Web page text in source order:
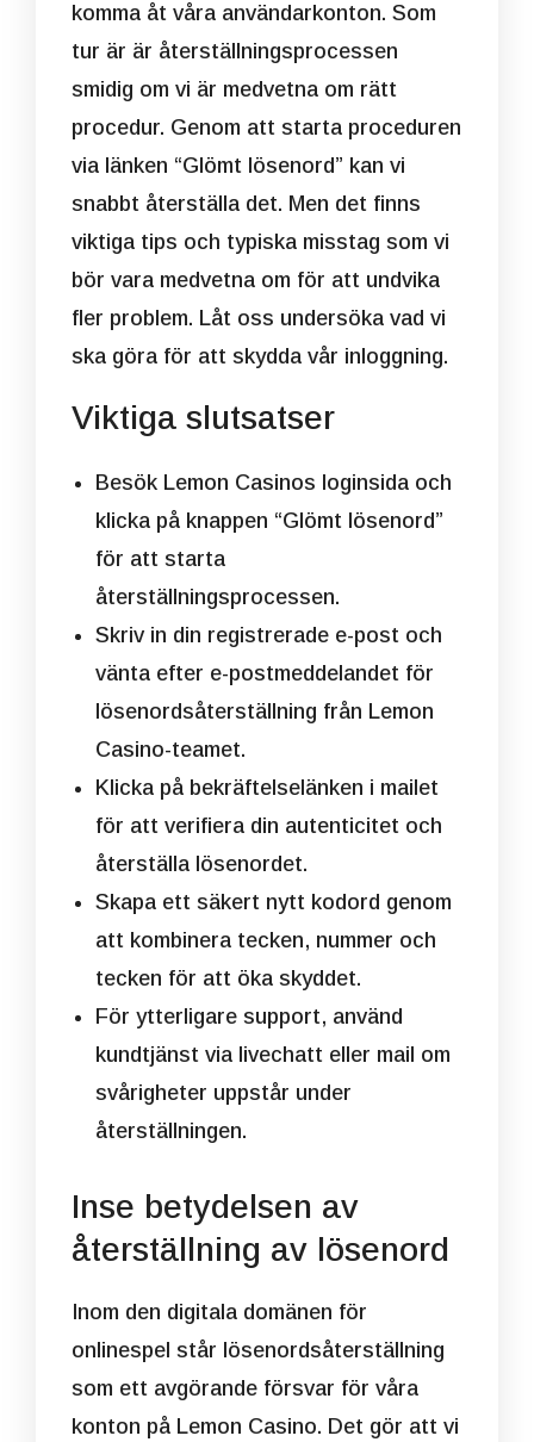
komma åt våra användarkonton. Som
tur är är återställningsprocessen
smidig om vi är medvetna om rätt
procedur. Genom att starta proceduren
via länken “Glömt lösenord” kan vi
snabbt återställa det. Men det finns
viktiga tips och typiska misstag som vi
bör vara medvetna om för att undvika
fler problem. Låt oss undersöka vad vi
ska göra för att skydda vår inloggning.
Viktiga slutsatser
Besök Lemon Casinos loginsida och
klicka på knappen “Glömt lösenord”
för att starta
återställningsprocessen.
Skriv in din registrerade e-post och
vänta efter e-postmeddelandet för
lösenordsåterställning från Lemon
Casino-teamet.
Klicka på bekräftelselänken i mailet
för att verifiera din autenticitet och
återställa lösenordet.
Skapa ett säkert nytt kodord genom
att kombinera tecken, nummer och
tecken för att öka skyddet.
För ytterligare support, använd
kundtjänst via livechatt eller mail om
svårigheter uppstår under
återställningen.
Inse betydelsen av
återställning av lösenord
Inom den digitala domänen för
onlinespel står lösenordsåterställning
som ett avgörande försvar för våra
konton på Lemon Casino. Det gör att vi